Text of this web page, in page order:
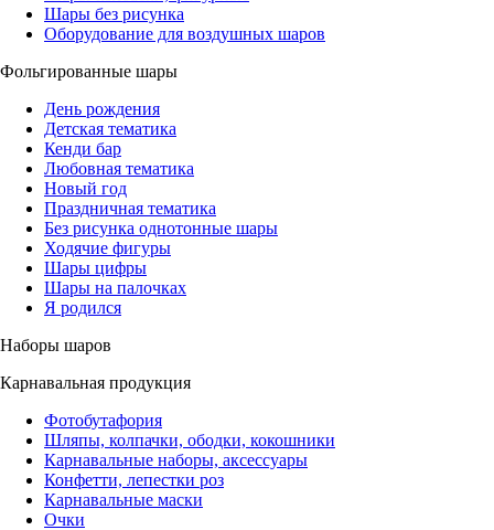
Шары без рисунка
Оборудование для воздушных шаров
Фольгированные шары
День рождения
Детская тематика
Кенди бар
Любовная тематика
Новый год
Праздничная тематика
Без рисунка однотонные шары
Ходячие фигуры
Шары цифры
Шары на палочках
Я родился
Наборы шаров
Карнавальная продукция
Фотобутафория
Шляпы, колпачки, ободки, кокошники
Карнавальные наборы, аксессуары
Конфетти, лепестки роз
Карнавальные маски
Очки